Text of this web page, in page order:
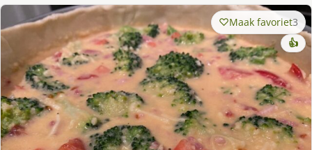
Maak favoriet3
👍